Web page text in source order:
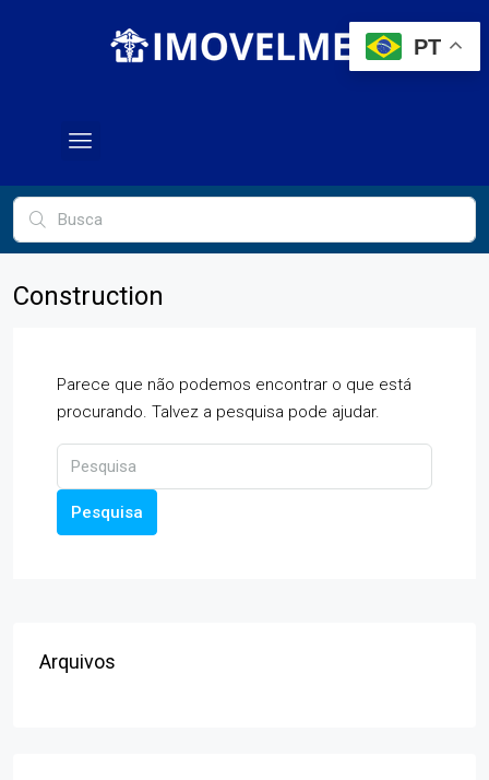
Construction
Parece que não podemos encontrar o que está
procurando. Talvez a pesquisa pode ajudar.
Pesquisa
Arquivos
PT